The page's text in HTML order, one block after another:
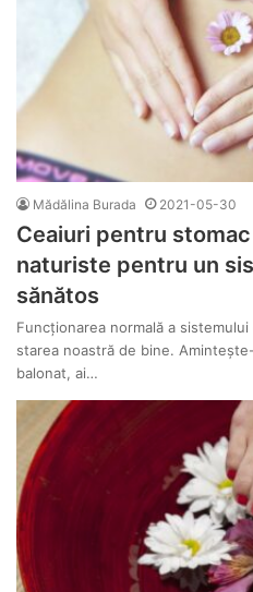
Mădălina Burada 2021-05-30
Ceaiuri pentru
naturiste pentru un
sănătos
Funcționarea normală a
starea noastră de bine.
balonat, ai…